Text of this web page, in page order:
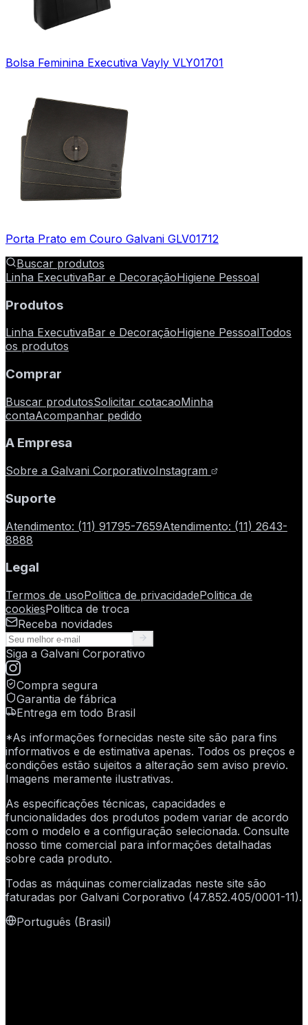
Bolsa Feminina Executiva Vayly VLY01701
Porta Prato em Couro Galvani GLV01712
Buscar produtos
Linha ExecutivaBar e DecoraçãoHigiene Pessoal
Produtos
Linha ExecutivaBar e DecoraçãoHigiene PessoalTodos
os produtos
Comprar
Buscar produtosSolicitar cotacaoMinha
contaAcompanhar pedido
A Empresa
Sobre a Galvani CorporativoInstagram
Suporte
Atendimento: (11) 91795-7659Atendimento: (11) 2643-
8888
Legal
Termos de usoPolitica de privacidadePolitica de
cookiesPolitica de troca
Receba novidades
Siga a Galvani Corporativo
Compra segura
Garantia de fábrica
Entrega em todo Brasil
*As informações fornecidas neste site são para fins
informativos e de estimativa apenas. Todos os preços e
condições estão sujeitos a alteração sem aviso previo.
Imagens meramente ilustrativas.
As especificações técnicas, capacidades e
funcionalidades dos produtos podem variar de acordo
com o modelo e a configuração selecionada. Consulte
nosso time comercial para informações detalhadas
sobre cada produto.
Todas as máquinas comercializadas neste site são
faturadas por Galvani Corporativo (47.852.405/0001-11).
Português (Brasil)